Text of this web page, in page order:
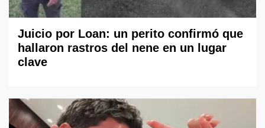
Juicio por Loan: un perito confirmó que
hallaron rastros del nene en un lugar
clave